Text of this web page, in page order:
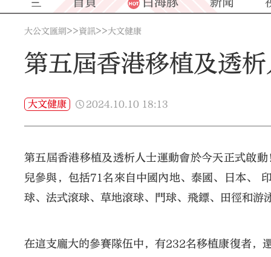
大公文匯網>>資訊>>大文健康
第五屆香港移植及透
大文健康 2024.10.10 18:13
第五屆香港移植及透析人士運動會於今天正式啟
兒參與，包括71名來自中國內地、泰國、日本、
球、法式滾球、草地滾球、門球、飛鏢、田徑和
在這支龐大的參賽隊伍中，有232名移植康復者，